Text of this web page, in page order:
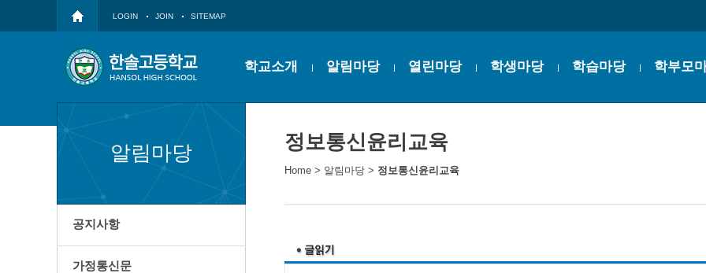
LOGIN JOIN SITEMAP
학교소개 알림마당 열린마당 학생마당 학습마당 학부모
알림마당
공지사항
가정통신문
정보통신윤리교육
Home > 알림마당 > 정보통신윤리교육